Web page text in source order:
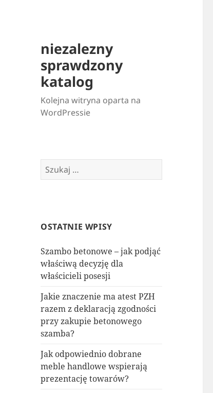
niezalezny
sprawdzony
katalog
Kolejna witryna oparta na
WordPressie
Szukaj:
OSTATNIE WPISY
Szambo betonowe – jak podjąć
właściwą decyzję dla
właścicieli posesji
Jakie znaczenie ma atest PZH
razem z deklaracją zgodności
przy zakupie betonowego
szamba?
Jak odpowiednio dobrane
meble handlowe wspierają
prezentację towarów?